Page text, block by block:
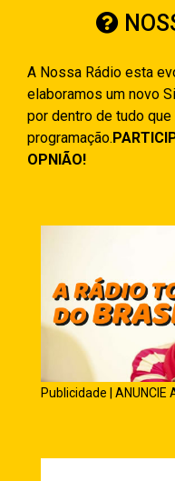
A Nossa Rádio esta
elaboramos um novo
por dentro de tudo
programação.
OPNIÃO!
Publicidade | ANUNCIE